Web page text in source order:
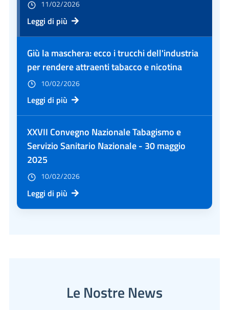
11/02/2026
Leggi di più
Giù la maschera: ecco i trucchi dell'industria
per rendere attraenti tabacco e nicotina
10/02/2026
Leggi di più
XXVII Convegno Nazionale Tabagismo e
Servizio Sanitario Nazionale - 30 maggio
2025
10/02/2026
Leggi di più
Le Nostre News